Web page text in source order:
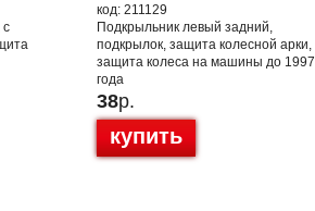
с
код: 211129
Подкрыльник левый задний,
подкрылок, защита колесной арки,
защита колеса на машины до 1997
года
38р.
купить